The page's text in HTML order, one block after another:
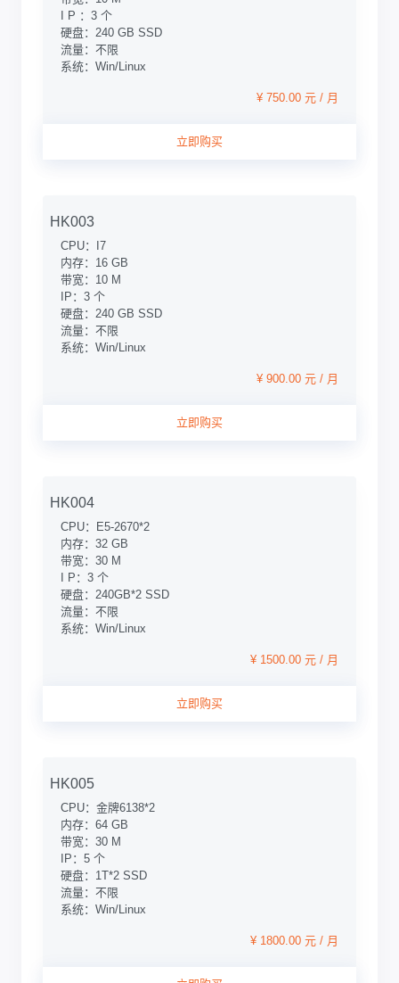
I P ：3 个
硬盘：240 GB SSD
流量：不限
系统：Win/Linux
¥ 750.00 元 / 月
立即购买
HK003
CPU：I7
内存：16 GB
带宽：10 M
IP：3 个
硬盘：240 GB SSD
流量：不限
系统：Win/Linux
¥ 900.00 元 / 月
立即购买
HK004
CPU：E5-2670*2
内存：32 GB
带宽：30 M
I P：3 个
硬盘：240GB*2 SSD
流量：不限
系统：Win/Linux
¥ 1500.00 元 / 月
立即购买
HK005
CPU：金牌6138*2
内存：64 GB
带宽：30 M
IP：5 个
硬盘：1T*2 SSD
流量：不限
系统：Win/Linux
¥ 1800.00 元 / 月